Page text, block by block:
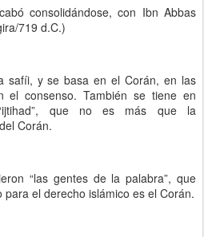
consolidándose, con Ibn Abbas
719 d.C.)
safíi, y se basa en el Corán, en las
el consenso. También se tiene en
que no es más que la
Corán.
“las gentes de la palabra”, que
el derecho islámico es el Corán.